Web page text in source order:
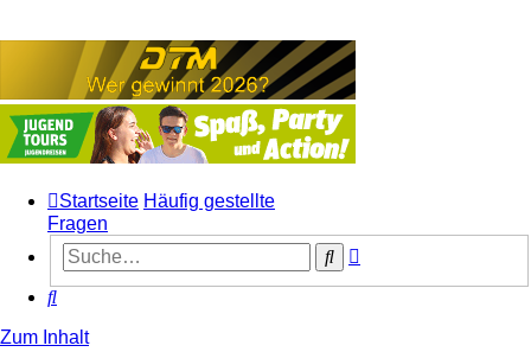
Startseite Häufig gestellte
Fragen
Suche
Suche
Zum Inhalt